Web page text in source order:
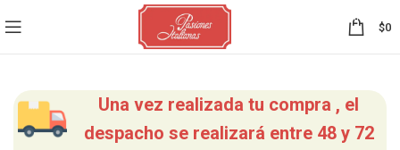
0
$0
Una vez realizada tu compra , el
despacho se realizará entre 48 y 72